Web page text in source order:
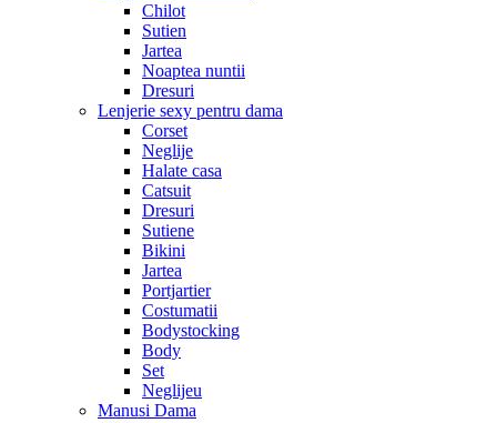
Chilot
Sutien
Jartea
Noaptea nuntii
Dresuri
Lenjerie sexy pentru dama
Corset
Neglije
Halate casa
Catsuit
Dresuri
Sutiene
Bikini
Jartea
Portjartier
Costumatii
Bodystocking
Body
Set
Neglijeu
Manusi Dama